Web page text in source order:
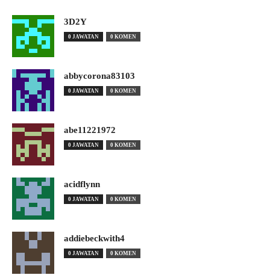
3D2Y
0 JAWATAN 0 KOMEN
abbycorona83103
0 JAWATAN 0 KOMEN
abe11221972
0 JAWATAN 0 KOMEN
acidflynn
0 JAWATAN 0 KOMEN
addiebeckwith4
0 JAWATAN 0 KOMEN